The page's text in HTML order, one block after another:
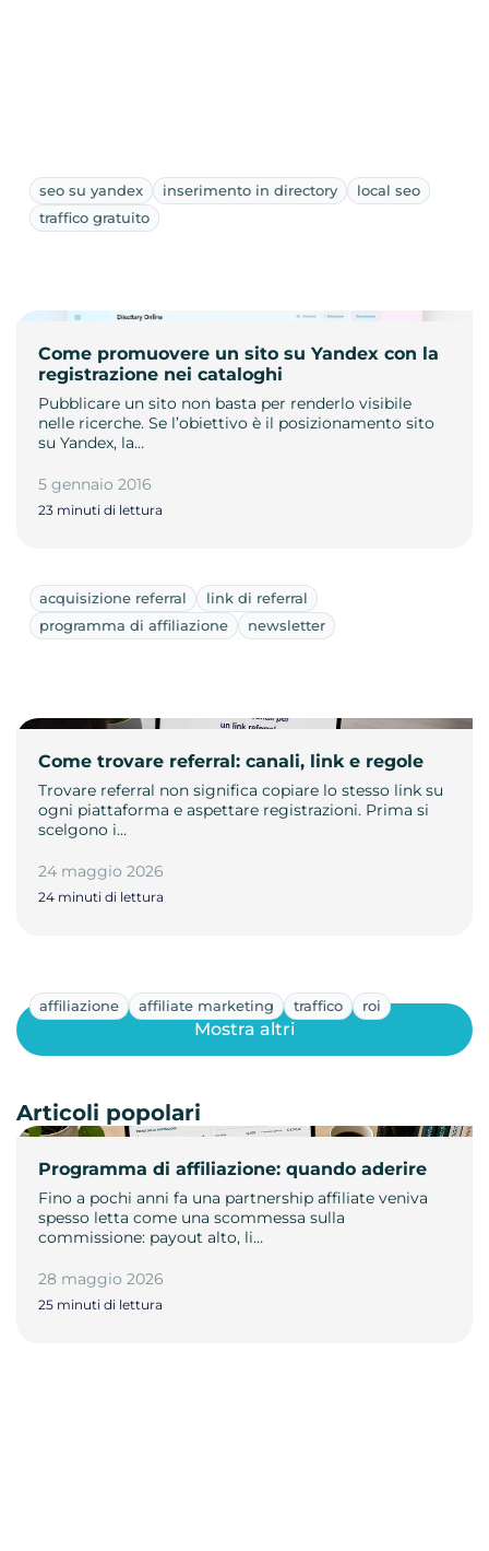
seo su yandex inserimento in directory
local seo
traffico gratuito
Come promuovere un sito su Yandex con la
registrazione nei cataloghi
Pubblicare un sito non basta per renderlo visibile
nelle ricerche. Se l’obiettivo è il posizionamento sito
su Yandex, la…
5 gennaio 2016
23 minuti di lettura
acquisizione referral
link di referral
programma di affiliazione
newsletter
Come trovare referral: canali, link e regole
Trovare referral non significa copiare lo stesso link su
ogni piattaforma e aspettare registrazioni. Prima si
scelgono i…
24 maggio 2026
24 minuti di lettura
affiliazione affiliate marketing traffico roi
Programma di affiliazione: quando aderire
Fino a pochi anni fa una partnership affiliate veniva
spesso letta come una scommessa sulla
commissione: payout alto, li…
28 maggio 2026
25 minuti di lettura
Mostra altri
Articoli popolari